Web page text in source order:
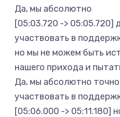
Да, мы абсолютно
[05:03.720 -> 05:05.720]
участвовать в
но мы не можем быть
нашего прихода и
Да, мы абсолютно
участвовать в
[05:06.000 -> 05:11.180]